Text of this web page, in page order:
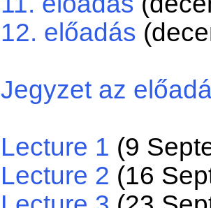
12. előadás
Jegyzet az
Lecture 1 (9
Lecture 2 (16